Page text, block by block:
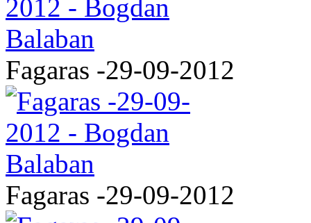
Fagaras -29-09-2012
Fagaras -29-09-2012